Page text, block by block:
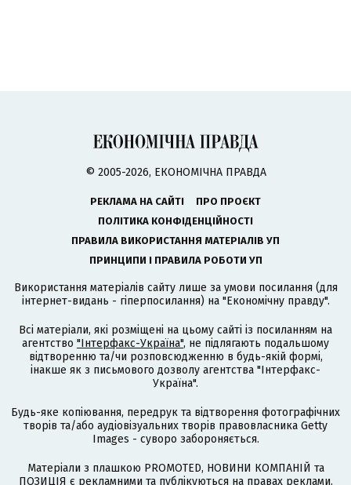
© 2005-2026, ЕКОНОМІЧНА ПРАВДА
РЕКЛАМА НА САЙТІ
ПРО ПРОЄКТ
ПОЛІТИКА КОНФІДЕНЦІЙНОСТІ
ПРАВИЛА ВИКОРИСТАННЯ МАТЕРІАЛІВ УП
ПРИНЦИПИ І ПРАВИЛА РОБОТИ УП
Використання матеріалів сайту лише за умови посилання (для
інтернет-видань - гіперпосилання) на "Економічну правду".
Всі матеріали, які розміщені на цьому сайті із посиланням на
агентство "Інтерфакс-Україна", не підлягають подальшому
відтворенню та/чи розповсюдженню в будь-якій формі,
інакше як з письмового дозволу агентства "Інтерфакс-
Україна".
Будь-яке копіювання, передрук та відтворення фотографічних
творів та/або аудіовізуальних творів правовласника Getty
Images - суворо забороняється.
Матеріали з плашкою PROMOTED, НОВИНИ КОМПАНІЙ та
ПОЗИЦІЯ є рекламними та публікуються на правах реклами.